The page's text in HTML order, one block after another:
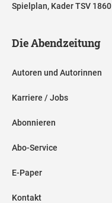
Spielplan, Kader TSV 1860
Die Abendzeitung
Autoren und Autorinnen
Karriere / Jobs
Abonnieren
Abo-Service
E-Paper
Kontakt